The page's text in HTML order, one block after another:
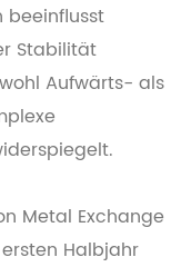
beeinflusst
Stabilität
Aufwärts- als
Metal Exchange
Halbjahr